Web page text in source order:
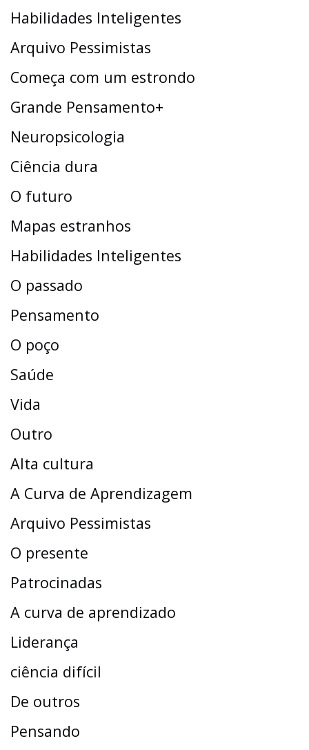
Habilidades Inteligentes
Arquivo Pessimistas
Começa com um estrondo
Grande Pensamento+
Neuropsicologia
Ciência dura
O futuro
Mapas estranhos
Habilidades Inteligentes
O passado
Pensamento
O poço
Saúde
Vida
Outro
Alta cultura
A Curva de Aprendizagem
Arquivo Pessimistas
O presente
Patrocinadas
A curva de aprendizado
Liderança
ciência difícil
De outros
Pensando